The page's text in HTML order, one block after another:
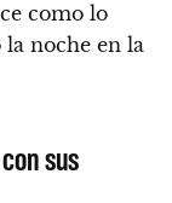
como lo
noche en la
sus